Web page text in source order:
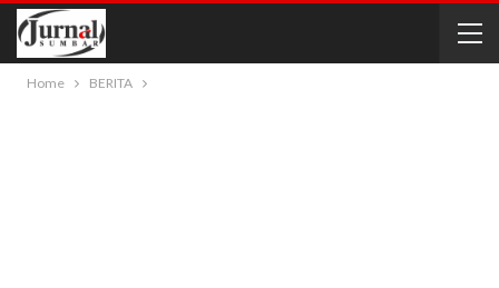
Home BERITA